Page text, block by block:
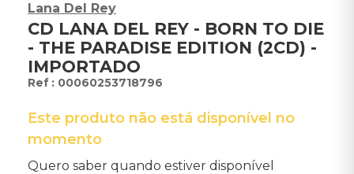
Lana Del Rey
CD LANA DEL REY - BORN TO DIE
- THE PARADISE EDITION (2CD) -
IMPORTADO
: 00060253718796
Este produto não está disponível no
momento
Quero saber quando estiver disponível